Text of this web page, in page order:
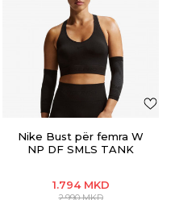
Nike Bust për femra W
NP DF SMLS TANK
1.794 MKD
2.990MKD